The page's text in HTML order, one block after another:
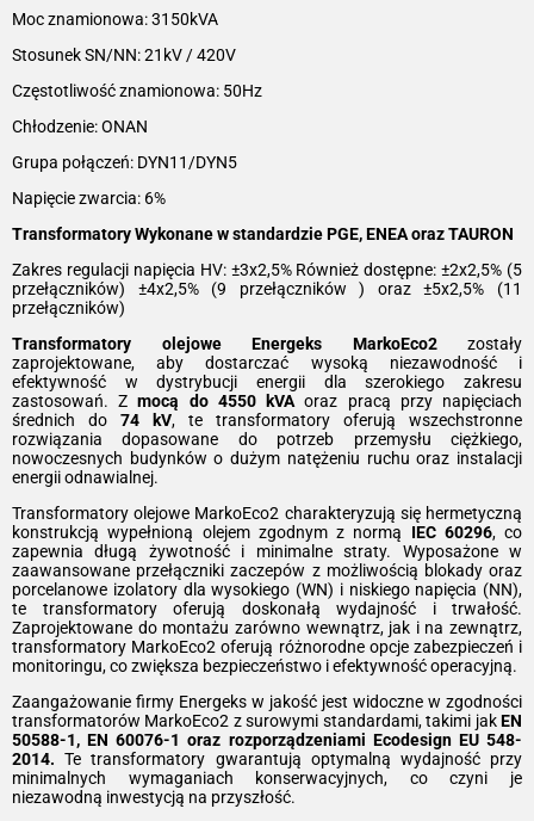
Moc znamionowa: 3150kVA
Stosunek SN/NN: 21kV / 420V
Częstotliwość znamionowa: 50Hz
Chłodzenie: ONAN
Grupa połączeń: DYN11/DYN5
Napięcie zwarcia: 6%
Transformatory Wykonane w standardzie PGE, ENEA oraz TAURON
Zakres regulacji napięcia HV: ±3x2,5% Również dostępne: ±2x2,5% (5
przełączników) ±4x2,5% (9 przełączników ) oraz ±5x2,5% (11
przełączników)
Transformatory olejowe Energeks MarkoEco2zostały
zaprojektowane, aby dostarczać wysoką niezawodność i
efektywność w dystrybucji energii dla szerokiego zakresu
zastosowań. Zmocą do 4550 kVA oraz pracą przy napięciach
średnich do 74 kV, te transformatory oferują wszechstronne
rozwiązania dopasowane do potrzeb przemysłu ciężkiego,
nowoczesnych budynków o dużym natężeniu ruchu oraz instalacji
energii odnawialnej.
Transformatory olejowe MarkoEco2 charakteryzują się hermetyczną
konstrukcją wypełnioną olejem zgodnym z normą IEC 60296, co
zapewnia długą żywotność i minimalne straty. Wyposażone w
zaawansowane przełączniki zaczepów z możliwością blokady oraz
porcelanowe izolatory dla wysokiego (WN) i niskiego napięcia (NN),
te transformatory oferują doskonałą wydajność i trwałość.
Zaprojektowane do montażu zarówno wewnątrz, jak i na zewnątrz,
transformatory MarkoEco2 oferują różnorodne opcje zabezpieczeń i
monitoringu, co zwiększa bezpieczeństwo i efektywność operacyjną.
Zaangażowanie firmy Energeks w jakość jest widoczne w zgodności
transformatorów MarkoEco2 z surowymi standardami, takimi jakEN
50588-1, EN 60076-1 oraz rozporządzeniami Ecodesign EU 548-
2014. Te transformatory gwarantują optymalną wydajność przy
minimalnych wymaganiach konserwacyjnych, co czyni je
niezawodną inwestycją na przyszłość.